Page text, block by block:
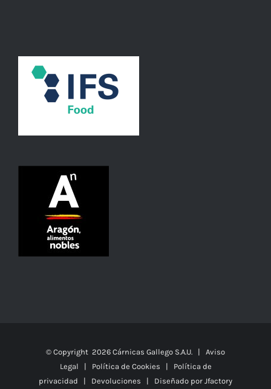
© Copyright 2026 Cárnicas Gallego S.A.U. | Aviso
Legal | Política de Cookies | Política de
privacidad | Devoluciones | Diseñado por Jfactory